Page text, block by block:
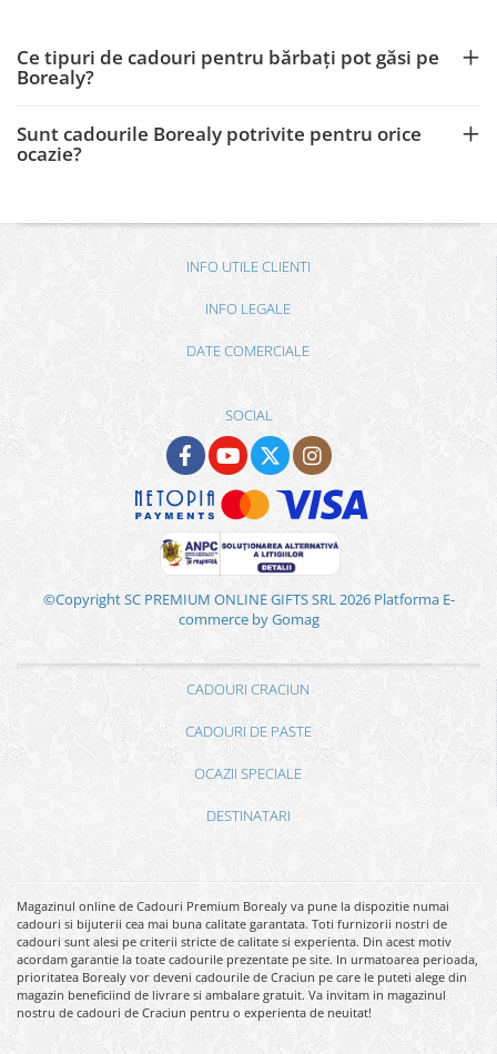
Ce tipuri de cadouri pentru bărbați pot găsi pe
Borealy?
Sunt cadourile Borealy potrivite pentru orice
ocazie?
INFO UTILE CLIENTI
INFO LEGALE
DATE COMERCIALE
SOCIAL
©Copyright SC PREMIUM ONLINE GIFTS SRL 2026 Platforma E-
commerce by Gomag
CADOURI CRACIUN
CADOURI DE PASTE
OCAZII SPECIALE
DESTINATARI
Magazinul online de Cadouri Premium Borealy va pune la dispozitie numai
cadouri si bijuterii cea mai buna calitate garantata. Toti furnizorii nostri de
cadouri sunt alesi pe criterii stricte de calitate si experienta. Din acest motiv
acordam garantie la toate cadourile prezentate pe site. In urmatoarea perioada,
prioritatea Borealy vor deveni cadourile de Craciun pe care le puteti alege din
magazin beneficiind de livrare si ambalare gratuit. Va invitam in magazinul
nostru de cadouri de Craciun pentru o experienta de neuitat!